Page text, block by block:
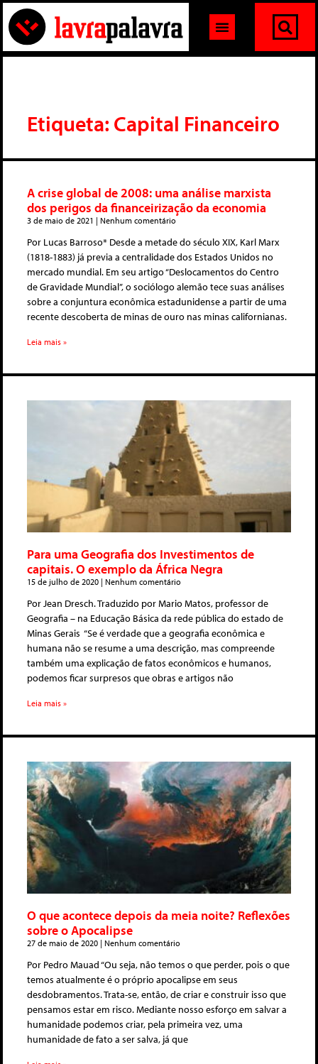
Etiqueta: Capital Financeiro
A crise global de 2008: uma análise marxista
dos perigos da financeirização da economia
3 de maio de 2021 Nenhum comentário
Por Lucas Barroso* Desde a metade do século XIX, Karl Marx
(1818-1883) já previa a centralidade dos Estados Unidos no
mercado mundial. Em seu artigo “Deslocamentos do Centro
de Gravidade Mundial”, o sociólogo alemão tece suas análises
sobre a conjuntura econômica estadunidense a partir de uma
recente descoberta de minas de ouro nas minas californianas.
Leia mais »
Para uma Geografia dos Investimentos de
capitais. O exemplo da África Negra
15 de julho de 2020 Nenhum comentário
Por Jean Dresch. Traduzido por Mario Matos, professor de
Geografia – na Educação Básica da rede pública do estado de
Minas Gerais “Se é verdade que a geografia econômica e
humana não se resume a uma descrição, mas compreende
também uma explicação de fatos econômicos e humanos,
podemos ficar surpresos que obras e artigos não
Leia mais »
O que acontece depois da meia noite? Reflexões
sobre o Apocalipse
27 de maio de 2020 Nenhum comentário
Por Pedro Mauad “Ou seja, não temos o que perder, pois o que
temos atualmente é o próprio apocalipse em seus
desdobramentos. Trata-se, então, de criar e construir isso que
pensamos estar em risco. Mediante nosso esforço em salvar a
humanidade podemos criar, pela primeira vez, uma
humanidade de fato a ser salva, já que